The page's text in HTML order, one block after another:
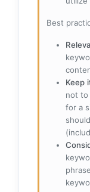
Best
Keep
not to
for a